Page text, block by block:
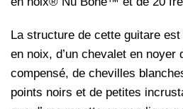
La structure de cette guitare
en noix, d’un chevalet en noyer
compensé, de chevilles
points noirs et de petites